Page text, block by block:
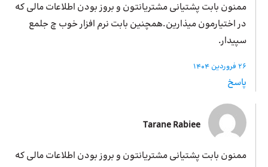
ممنون بابت پشتیانی مشتریانتون و بروز بودن اطلاعات مالی که
در اختیارمون میذارین.همچنین بابت نرم افزار خوب چ جلمع
سپیدار.
26 فروردین 1404
پاسخ
Tarane Rabiee
ممنون بابت پشتیانی مشتریانتون و بروز بودن اطلاعات مالی که